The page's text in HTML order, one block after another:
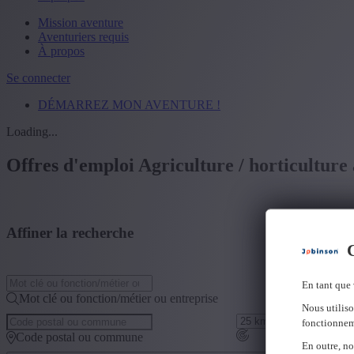
En tant que
Nous
En outre,
Mission aventure
Aventuriers requis
À propos
Se connecter
DÉMARREZ MON AVENTURE !
Loading...
Offres d'emploi Agriculture / horticulture
Affiner la recherche
Mot clé ou fonction/métier ou entreprise
Code postal ou commune